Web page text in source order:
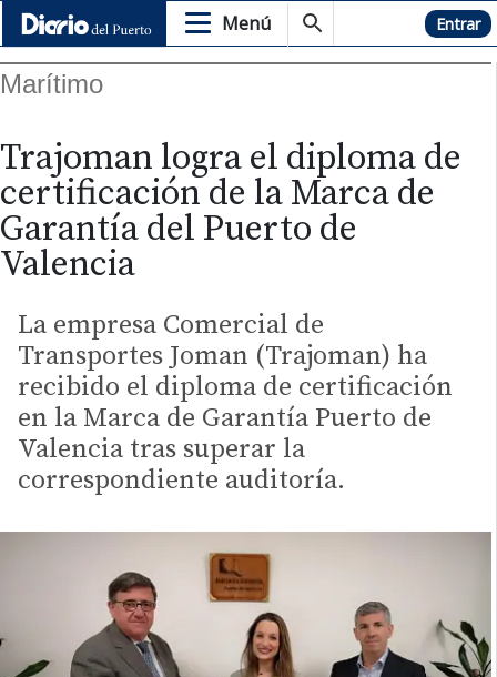
Menú Hemeroteca Entrar
Marítimo
Trajoman logra el diploma de
certificación de la Marca de
Garantía del Puerto de
Valencia
La empresa Comercial de
Transportes Joman (Trajoman) ha
recibido el diploma de certificación
en la Marca de Garantía Puerto de
Valencia tras superar la
correspondiente auditoría.